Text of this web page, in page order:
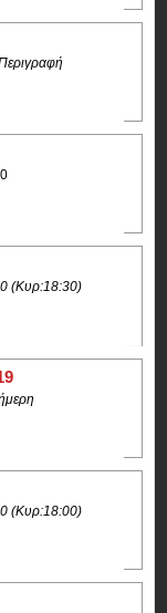
(Κυρ:18:30)
(Κυρ:18:00)